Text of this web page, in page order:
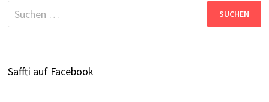
Suchen
nach:
Saffti auf Facebook